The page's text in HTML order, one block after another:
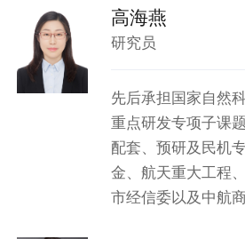
真、智能设计与设
具有学术创新性和工
高海燕
研究员
先后承担国家自然
重点研发专项子课
配套、预研及民机
金、航天重大工程
市经信委以及中航